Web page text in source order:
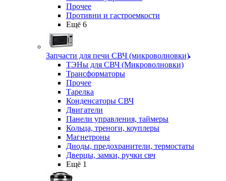
Прочее
Противни и гастроемкости
Ещё 6
Запчасти для печи СВЧ (микроволновки)
ТЭНы для СВЧ (Микроволновки)
Трансформаторы
Прочее
Тарелка
Конденсаторы СВЧ
Двигатели
Панели управления, таймеры
Кольца, треноги, коуплеры
Магнетроны
Диоды, предохранители, термостаты
Дверцы, замки, ручки свч
Ещё 1